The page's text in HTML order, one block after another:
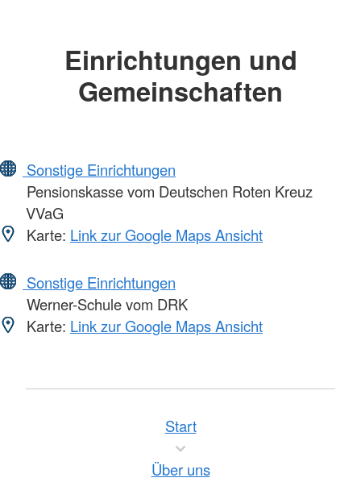
Einrichtungen und
Gemeinschaften
Sonstige Einrichtungen
Pensionskasse vom Deutschen Roten Kreuz
VVaG
Karte: Link zur Google Maps Ansicht
Sonstige Einrichtungen
Werner-Schule vom DRK
Karte: Link zur Google Maps Ansicht
Start
Über uns